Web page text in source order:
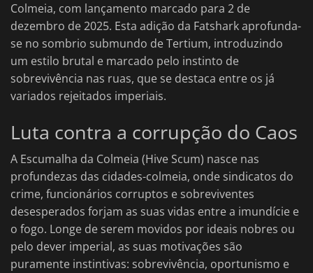
Colmeia, com lançamento marcado para 2 de
dezembro de 2025. Esta adição da Fatshark aprofunda-
se no sombrio submundo de Tertium, introduzindo
um estilo brutal e marcado pelo instinto de
sobrevivência nas ruas, que se destaca entre os já
variados rejeitados imperiais.
Luta contra a corrupção do Caos
A Escumalha da Colmeia (Hive Scum) nasce nas
profundezas das cidades-colmeia, onde sindicatos do
crime, funcionários corruptos e sobreviventes
desesperados forjam as suas vidas entre a imundície e
o fogo. Longe de serem movidos por ideais nobres ou
pelo dever imperial, as suas motivações são
puramente instintivas: sobrevivência, oportunismo e